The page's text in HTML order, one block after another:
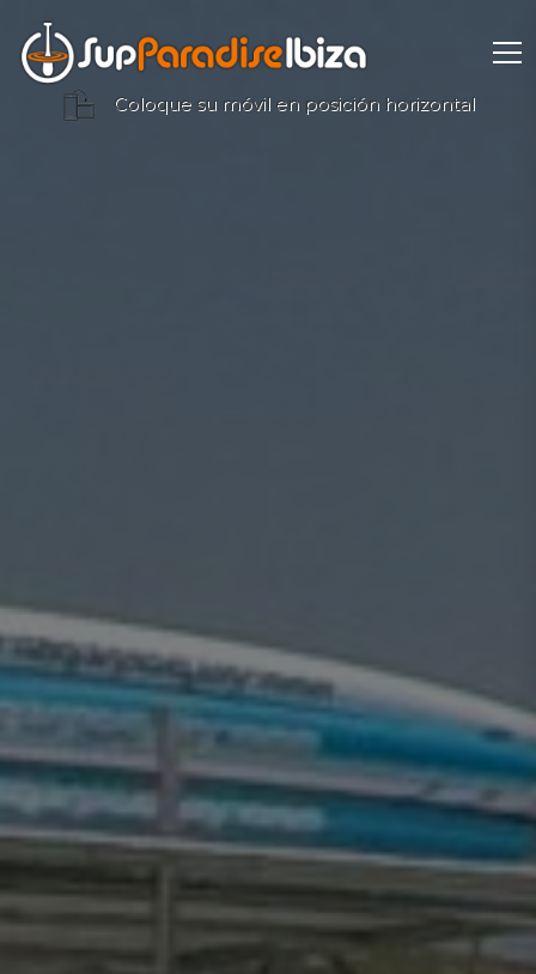
Coloque su móvil en posición horizontal